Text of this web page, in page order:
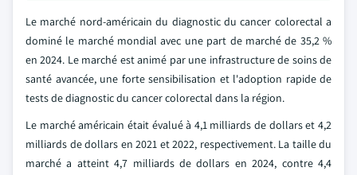
Le marché nord-américain du diagnostic du cancer colorectal a
dominé le marché mondial avec une part de marché de 35,2 %
en 2024. Le marché est animé par une infrastructure de soins de
santé avancée, une forte sensibilisation et l'adoption rapide de
tests de diagnostic du cancer colorectal dans la région.
Le marché américain était évalué à 4,1 milliards de dollars et 4,2
milliards de dollars en 2021 et 2022, respectivement. La taille du
marché a atteint 4,7 milliards de dollars en 2024, contre 4,4